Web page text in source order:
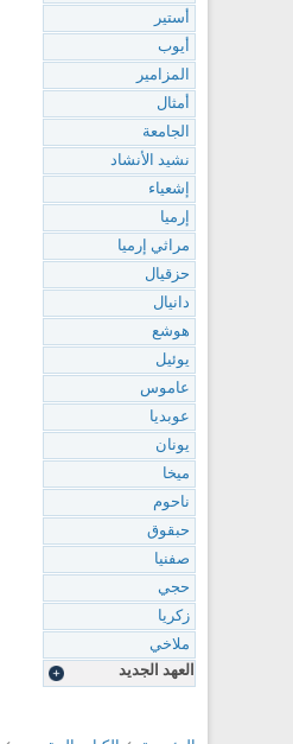
أستير
أيوب
المزامير
أمثال
الجامعة
نشيد الأنشاد
إشعياء
إرميا
مراثي إرميا
حزقيال
دانيال
هوشع
يوئيل
عاموس
عوبديا
يونان
ميخا
ناحوم
حبقوق
صفنيا
حجي
زكريا
ملاخي
العهد الجديد